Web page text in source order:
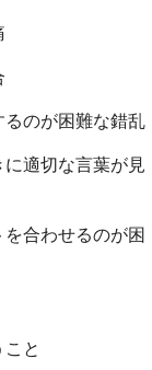
るのが困難な錯乱
適切な言葉が見
合わせるのが困
と